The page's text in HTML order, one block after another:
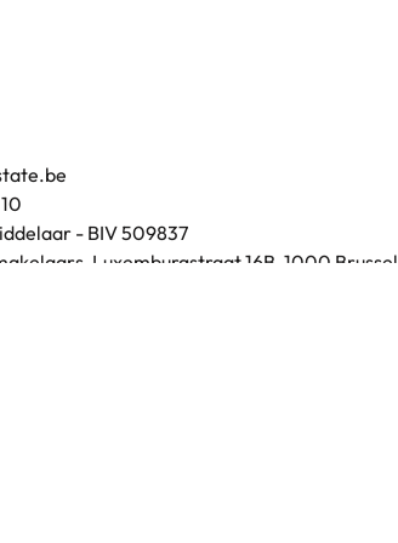
- BIV 509837
Luxemburgstraat 16B, 1000 Brussel